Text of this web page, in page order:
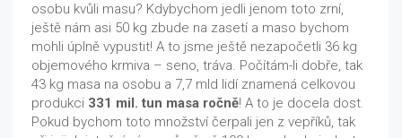
osobu kvůli masu? Kdybychom jedli jenom toto zrní,
ještě nám asi 50 kg zbude na zasetí a maso bychom
mohli úplně vypustit! A to jsme ještě nezapočetli 36 kg
objemového krmiva – seno, tráva. Počítám-li dobře, tak
43 kg masa na osobu a 7,7 mld lidí znamená celkovou
produkci 331 mil. tun masa ročně! A to je docela dost.
Pokud bychom toto množství čerpali jen z vepříků, tak